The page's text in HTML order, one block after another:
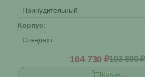
Принудительный
Корпус:
Стандарт
164 730 ₽193 800 ₽
Купить